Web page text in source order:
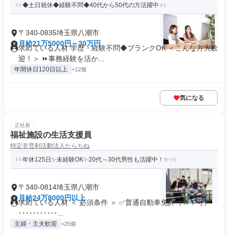
◆土日祝休◆経験不問◆40代から50代の方活躍中
〒340-0835埼玉県八潮市
月給21万5000円～30万円
求めている人材 学歴・経験不問◆ブランクOK ＜こんな方大歓
迎！＞ ⏩事務経験を活か...
年間休日120日以上 +12個
気になる
正社員
福祉施設の生活支援員
特定非営利活動法人たらちね
年休125日✨未経験OK✨20代～30代男性も活躍中！✨
〒340-0814埼玉県八潮市
月給24万8000円以上
求めている人材 ＜ 必須条件 ＞ ✅普通自動車免許（ＡＴ可）
･･･････････...
主婦・主夫歓迎 +25個